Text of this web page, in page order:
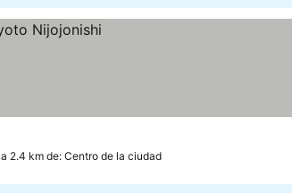
a 2.4 km de: Centro de la ciudad